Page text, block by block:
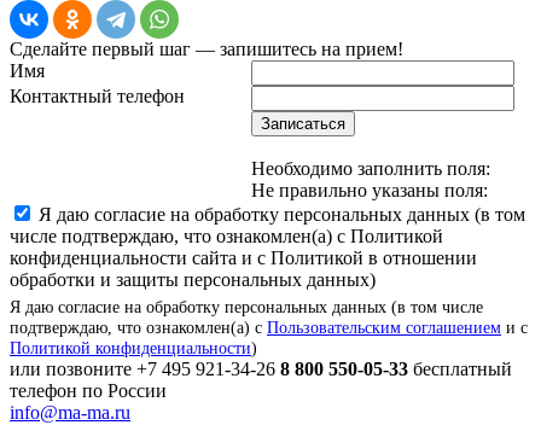
Сделайте первый шаг — запишитесь на прием!
Имя
Контактный телефон
Записаться
Необходимо заполнить поля:
Не правильно указаны поля:
Я даю согласие на обработку персональных данных (в том
числе подтверждаю, что ознакомлен(а) с Политикой
конфиденциальности сайта и с Политикой в отношении
обработки и защиты персональных данных)
Я даю согласие на обработку персональных данных (в том числе
подтверждаю, что ознакомлен(а) с Пользовательским соглашением и с
Политикой конфиденциальности)
или позвоните +7 495 921-34-26 8 800 550-05-33 бесплатный
телефон по России
info@ma-ma.ru